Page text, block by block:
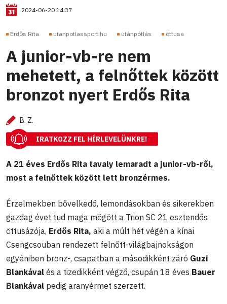
2024-06-20 14:37
Erdős Rita utanpotlassport.hu utánpótlás öttusa
A junior-vb-re nem
mehetett, a felnőttek között
bronzot nyert Erdős Rita
B. Z.
IRATKOZZ FEL HÍRLEVELÜNKRE!
A 21 éves Erdős Rita tavaly lemaradt a junior-vb-ről,
most a felnőttek között lett bronzérmes.
Érzelmekben bővelkedő, lemondásokban és sikerekben
gazdag évet tud maga mögött a Trion SC 21 esztendős
öttusázója, Erdős Rita, aki a múlt hét végén a kínai
Csengcsouban rendezett felnőtt-világbajnokságon
egyéniben bronz-, csapatban a másodikként záró Guzi
Blankával és a tizedikként végző, csupán 18 éves Bauer
Blankával pedig aranyérmet szerzett.